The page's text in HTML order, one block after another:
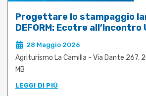
Progettare lo stampaggio
DEFORM: Ecotre
Meusburger
28 Maggio 2026
Agriturismo La Camilla - Via Dante 267,
MB
LEGGI DI PIÙ